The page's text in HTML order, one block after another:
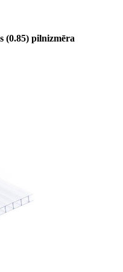
(0.85) pilnizmēra